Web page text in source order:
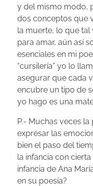
y del mismo modo,
dos conceptos que
la muerte, lo que tal
para amar, aún así
esenciales en mi
“cursilería” yo lo
asegurar que cada
encubre un tipo de
yo hago es una
P.- Muchas veces
expresar las
bien el paso del
la infancia con
infancia de Ana
en su poesía?